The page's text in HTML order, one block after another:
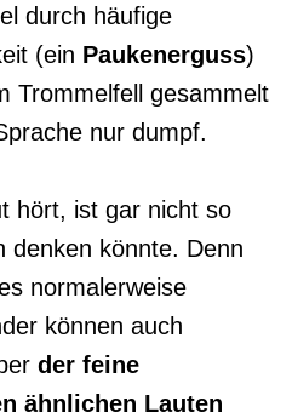
durch häufige
(ein Paukenerguss)
Trommelfell gesammelt
nur dumpf.
hört, ist gar nicht so
denken könnte. Denn
normalerweise
können auch
der feine
ähnlichen Lauten